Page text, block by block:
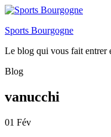
Sports Bourgogne
Le blog qui vous fait entrer
Blog
vanucchi
01 Fév